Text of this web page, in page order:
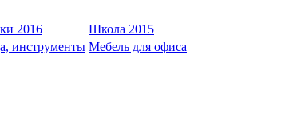
2016
Школа 2015
инструменты Мебель для офиса